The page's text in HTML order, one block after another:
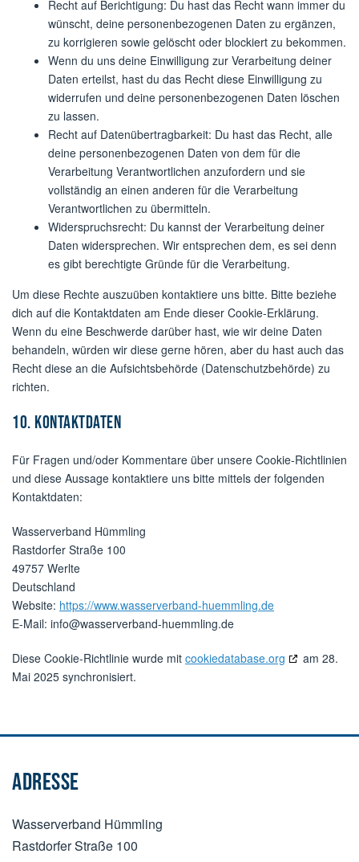
Recht auf Berichtigung: Du hast das Recht wann immer du
wünscht, deine personenbezogenen Daten zu ergänzen,
zu korrigieren sowie gelöscht oder blockiert zu bekommen.
Wenn du uns deine Einwilligung zur Verarbeitung deiner
Daten erteilst, hast du das Recht diese Einwilligung zu
widerrufen und deine personenbezogenen Daten löschen
zu lassen.
Recht auf Datenübertragbarkeit: Du hast das Recht, alle
deine personenbezogenen Daten von dem für die
Verarbeitung Verantwortlichen anzufordern und sie
vollständig an einen anderen für die Verarbeitung
Verantwortlichen zu übermitteln.
Widerspruchsrecht: Du kannst der Verarbeitung deiner
Daten widersprechen. Wir entsprechen dem, es sei denn
es gibt berechtigte Gründe für die Verarbeitung.
Um diese Rechte auszuüben kontaktiere uns bitte. Bitte beziehe
dich auf die Kontaktdaten am Ende dieser Cookie-Erklärung.
Wenn du eine Beschwerde darüber hast, wie wir deine Daten
behandeln, würden wir diese gerne hören, aber du hast auch das
Recht diese an die Aufsichtsbehörde (Datenschutzbehörde) zu
richten.
10. Kontaktdaten
Für Fragen und/oder Kommentare über unsere Cookie-Richtlinien
und diese Aussage kontaktiere uns bitte mittels der folgenden
Kontaktdaten:
Wasserverband Hümmling
Rastdorfer Straße 100
49757 Werlte
Deutschland
Website: https://www.wasserverband-huemmling.de
E-Mail: info@wasserverband-huemmling.de
Diese Cookie-Richtlinie wurde mit cookiedatabase.org
am 28.
Mai 2025 synchronisiert.
ADRESSE
Wasserverband Hümmling
Rastdorfer Straße 100